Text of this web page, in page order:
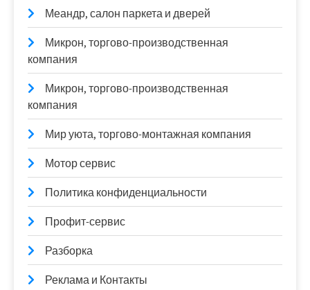
Меандр, салон паркета и дверей
Микрон, торгово-производственная
компания
Микрон, торгово-производственная
компания
Мир уюта, торгово-монтажная компания
Мотор сервис
Политика конфиденциальности
Профит-сервис
Разборка
Реклама и Контакты